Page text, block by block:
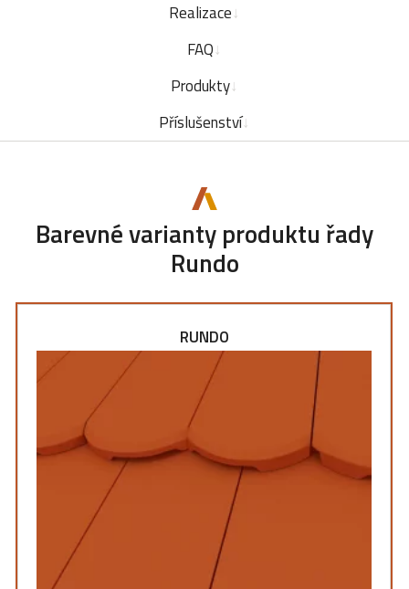
Realizace
FAQ
Produkty
Příslušenství
Barevné varianty produktu řady
Rundo
RUNDO